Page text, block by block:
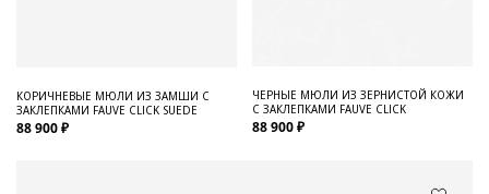
КОРИЧНЕВЫЕ МЮЛИ ИЗ ЗАМШИ С
ЗАКЛЕПКАМИ FAUVE CLICK SUEDE
88 900 ₽
ЧЕРНЫЕ МЮЛИ ИЗ ЗЕРНИСТОЙ КОЖИ
С ЗАКЛЕПКАМИ FAUVE CLICK
88 900 ₽